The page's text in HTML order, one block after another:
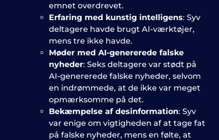
emnet overdrevet.
Erfaring med kunstig intelligens: Syv
deltagere havde brugt AI-værktøjer,
mens tre ikke havde.
Møder med AI-genererede falske
nyheder: Seks deltagere var stødt på
AI-genererede falske nyheder, selvom
en indrømmede, at de ikke var meget
opmærksomme på det.
Bekæmpelse af desinformation: Syv
var enige om vigtigheden af at tage fat
på falske nyheder, mens en følte, at